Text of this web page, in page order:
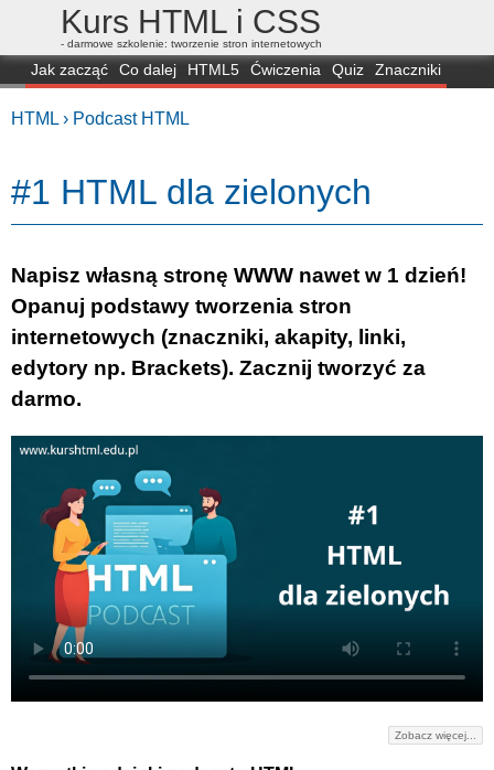
Kurs HTML i CSS
- darmowe szkolenie: tworzenie stron internetowych
Jak zacząć Co dalej HTML5 Ćwiczenia Quiz
Znaczniki
HTML › Podcast HTML
#1 HTML dla zielonych
Napisz własną stronę WWW nawet w 1 dzień!
Opanuj podstawy tworzenia stron
internetowych (znaczniki, akapity, linki,
edytory np. Brackets). Zacznij tworzyć za
darmo.
Zobacz więcej...